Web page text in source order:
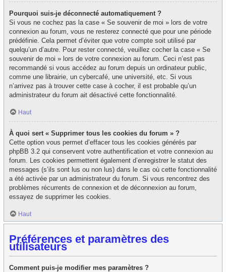
Pourquoi suis-je déconnecté automatiquement ?
Si vous ne cochez pas la case « Se souvenir de moi » lors de votre
connexion au forum, vous ne resterez connecté que pour une période
prédéfinie. Cela permet d’éviter que votre compte soit utilisé par
quelqu’un d’autre. Pour rester connecté, veuillez cocher la case « Se
souvenir de moi » lors de votre connexion au forum. Ceci n’est pas
recommandé si vous accédez au forum depuis un ordinateur public,
comme une librairie, un cybercafé, une université, etc. Si vous
n’arrivez pas à trouver cette case à cocher, il est probable qu’un
administrateur du forum ait désactivé cette fonctionnalité.
Haut
À quoi sert « Supprimer tous les cookies du forum » ?
Cette option vous permet d’effacer tous les cookies générés par
phpBB 3.2 qui conservent votre authentification et votre connexion au
forum. Les cookies permettent également d’enregistrer le statut des
messages (s’ils sont lus ou non lus) dans le cas où cette fonctionnalité
a été activée par un administrateur du forum. Si vous rencontrez des
problèmes récurrents de connexion et de déconnexion au forum,
essayez de supprimer les cookies.
Haut
Préférences et paramètres des
utilisateurs
Comment puis-je modifier mes paramètres ?